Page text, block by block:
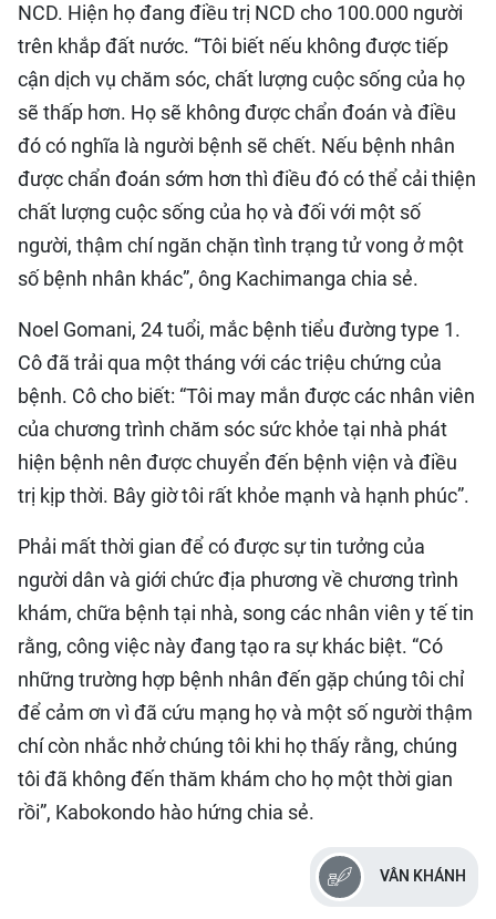
NCD. Hiện họ đang điều trị NCD cho 100.000 người
trên khắp đất nước. “Tôi biết nếu không được tiếp
cận dịch vụ chăm sóc, chất lượng cuộc sống của họ
sẽ thấp hơn. Họ sẽ không được chẩn đoán và điều
đó có nghĩa là người bệnh sẽ chết. Nếu bệnh nhân
được chẩn đoán sớm hơn thì điều đó có thể cải thiện
chất lượng cuộc sống của họ và đối với một số
người, thậm chí ngăn chặn tình trạng tử vong ở một
số bệnh nhân khác”, ông Kachimanga chia sẻ.
Noel Gomani, 24 tuổi, mắc bệnh tiểu đường type 1.
Cô đã trải qua một tháng với các triệu chứng của
bệnh. Cô cho biết: “Tôi may mắn được các nhân viên
của chương trình chăm sóc sức khỏe tại nhà phát
hiện bệnh nên được chuyển đến bệnh viện và điều
trị kịp thời. Bây giờ tôi rất khỏe mạnh và hạnh phúc”.
Phải mất thời gian để có được sự tin tưởng của
người dân và giới chức địa phương về chương trình
khám, chữa bệnh tại nhà, song các nhân viên y tế tin
rằng, công việc này đang tạo ra sự khác biệt. “Có
những trường hợp bệnh nhân đến gặp chúng tôi chỉ
để cảm ơn vì đã cứu mạng họ và một số người thậm
chí còn nhắc nhở chúng tôi khi họ thấy rằng, chúng
tôi đã không đến thăm khám cho họ một thời gian
rồi”, Kabokondo hào hứng chia sẻ.
VÂN KHÁNH